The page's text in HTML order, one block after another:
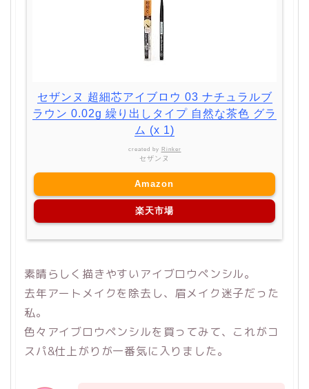
セザンヌ 超細芯アイブロウ 03 ナチュラルブ
ラウン 0.02g 繰り出しタイプ 自然な茶色 グラ
ム (x 1)
created by Rinker
セザンヌ
Amazon
楽天市場
素晴らしく描きやすいアイブロウペンシル。
去年アートメイクを除去し、眉メイク迷子だった
私。
色々アイブロウペンシルを買ってみて、これがコ
スパ&仕上がりが一番気に入りました。